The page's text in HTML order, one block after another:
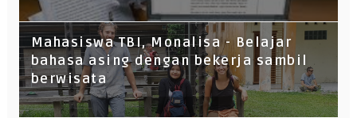
Mahasiswa TBI, Monalisa - Belajar
bahasa asing dengan bekerja sambil
berwisata